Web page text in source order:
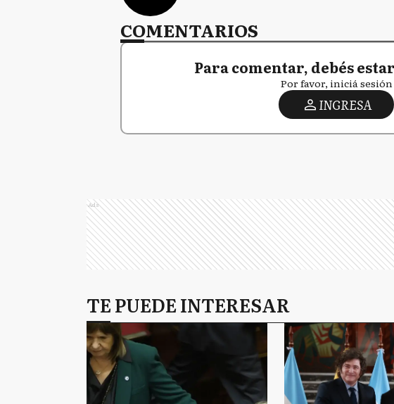
COMENTARIOS
Para comentar, debés
Por favor, iniciá sesión
INGRESA
Ads
TE PUEDE INTERESAR